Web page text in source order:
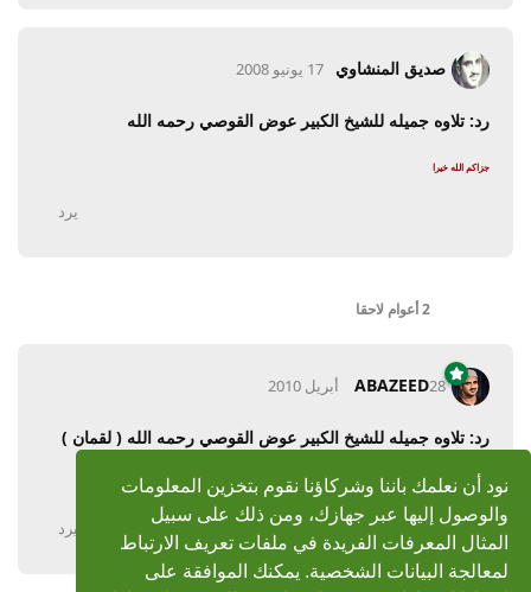
نود أن نعلمك باننا وشركاؤنا نقوم بتخزين المعلومات
والوصول إليها عبر جهازك، ومن ذلك على سبيل
المثال المعرفات الفريدة في ملفات تعريف الارتباط
لمعالجة البيانات الشخصية. يمكنك الموافقة على
صديق المنشاوي 17 يونيو 2008
رد: تلاوه جميله للشيخ الكبير عوض القوصي رحمه الله
جزاكم الله خيرا
يرد
2 أعوام لاحقا
ABAZEED28 أبريل 2010
رد: تلاوه جميله للشيخ الكبير عوض القوصي رحمه الله ( لقمان )
بارك الله فيك
يرد